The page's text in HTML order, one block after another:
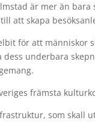
är mer än bara
att skapa
för att människor
underbara
främsta
som skall